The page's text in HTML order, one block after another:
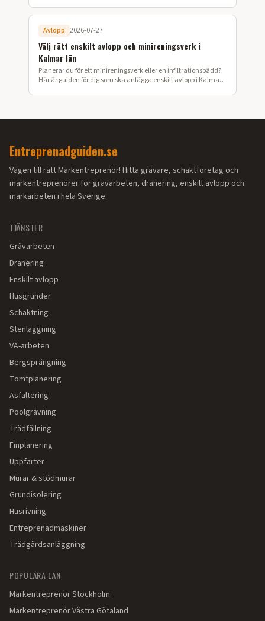
Avlopp 2026-07-27
Välj rätt enskilt avlopp och minireningsverk i
Kalmar län
Planerar du för ett minireningsverk eller en infiltrationsbädd?
Här är guiden för dig som ska anlägga enskilt avlopp i Kalmar
Entreprenadguiden.se
Vägen till rätt Markentreprenör! Hitta grävare, schaktföretag och
markentreprenörer för grävarbeten, dränering, enskilt avlopp och
markarbeten i hela Sverige.
TJÄNSTER
Grävarbeten
Dränering
Enskilt avlopp
Husgrunder
Schaktning
Stenläggning
VA-arbeten
Bergsprängning
Tomtplanering
Asfaltering
Poolgrävning
Trädfällning
Finplanering
Uppfarter
Murar & stödmurar
Grundisolering
Husrivning
Entreprenadmaskiner
Trädgårdsanläggning
POPULÄRA LÄN
MarkentreprenörStockholm
MarkentreprenörVästra Götaland